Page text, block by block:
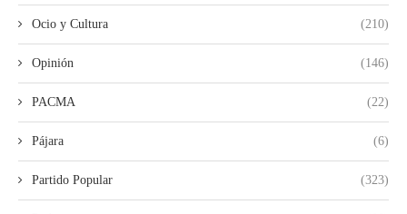
Ocio y Cultura (210)
Opinión (146)
PACMA (22)
Pájara (6)
Partido Popular (323)